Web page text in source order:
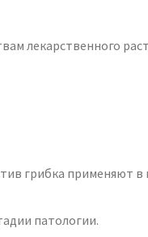
лекарственного
грибка применяют в
патологии.